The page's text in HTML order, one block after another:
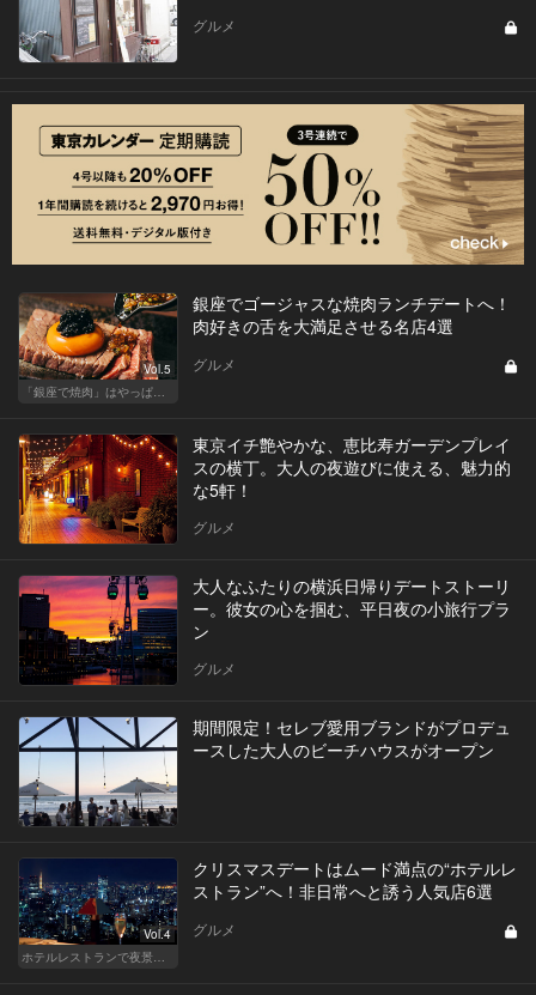
グルメ
Vol.5
「銀座で焼肉」はやっぱりテンションが上がります！
銀座でゴージャスな焼肉ランチデートへ！
肉好きの舌を大満足させる名店4選
グルメ
東京イチ艶やかな、恵比寿ガーデンプレイ
スの横丁。大人の夜遊びに使える、魅力的
な5軒！
グルメ
大人なふたりの横浜日帰りデートストーリ
ー。彼女の心を掴む、平日夜の小旅行プラ
ン
グルメ
期間限定！セレブ愛用ブランドがプロデュ
ースした大人のビーチハウスがオープン
Vol.4
ホテルレストランで夜景デートはやっぱり盛り上がる
クリスマスデートはムード満点の“ホテルレ
ストラン”へ！非日常へと誘う人気店6選
グルメ